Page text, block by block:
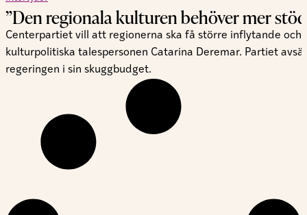
”Den regionala kulturen behöver mer
Centerpartiet vill att regionerna ska få större inflytande och
kulturpolitiska talespersonen Catarina Deremar. Partiet
regeringen i sin skuggbudget.